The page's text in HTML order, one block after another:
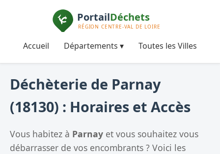
Accueil Départements ▾ Toutes les Villes
Déchèterie de Parnay
(18130) : Horaires et Accès
Vous habitez à Parnay et vous souhaitez vous
débarrasser de vos encombrants ? Voici les